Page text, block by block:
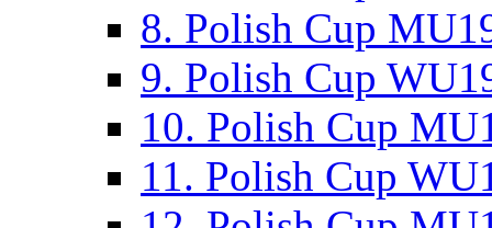
8. Polish Cup
9. Polish Cup
10. Polish Cup
11. Polish Cup